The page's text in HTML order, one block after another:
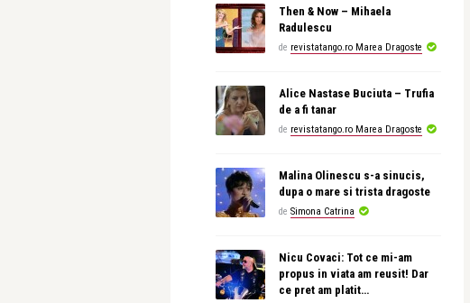
Then & Now – Mihaela
Radulescu
de revistatango.ro Marea Dragoste
Alice Nastase Buciuta – Trufia
de a fi tanar
de revistatango.ro Marea Dragoste
Malina Olinescu s-a sinucis,
dupa o mare si trista dragoste
de Simona Catrina
Nicu Covaci: Tot ce mi-am
propus in viata am reusit! Dar
ce pret am platit…